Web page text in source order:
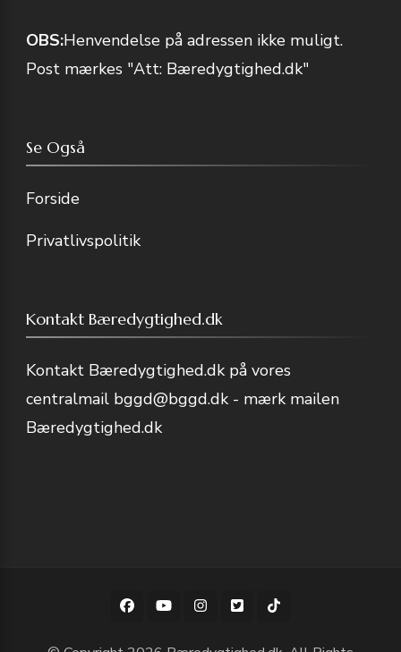
OBS:Henvendelse på adressen ikke muligt.
Post mærkes "Att: Bæredygtighed.dk"
Se Også
Forside
Privatlivspolitik
Kontakt Bæredygtighed.dk
Kontakt Bæredygtighed.dk på vores
centralmail bggd@bggd.dk - mærk mailen
Bæredygtighed.dk